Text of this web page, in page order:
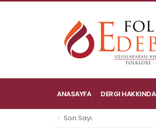
ANASAYFA DERGI HAKKINDA
Son Sayı